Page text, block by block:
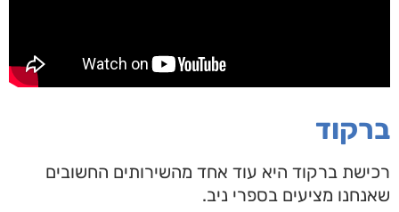
ברקוד
רכישת ברקוד היא עוד אחד מהשירותים החשובים
שאנחנו מציעים בספרי ניב.